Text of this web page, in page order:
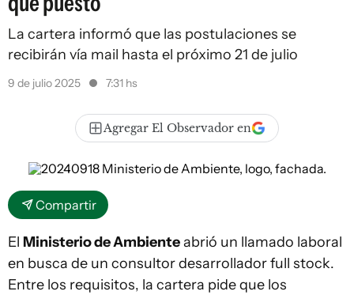
La cartera informó que las postulaciones se
recibirán vía mail hasta el próximo 21 de julio
9 de julio 2025 7:31 hs
Agregar El Observador en
Compartir
El Ministerio de Ambienteabrió un llamado laboral
en busca de un consultor desarrollador full stock.
Entre los requisitos, la cartera pide que los